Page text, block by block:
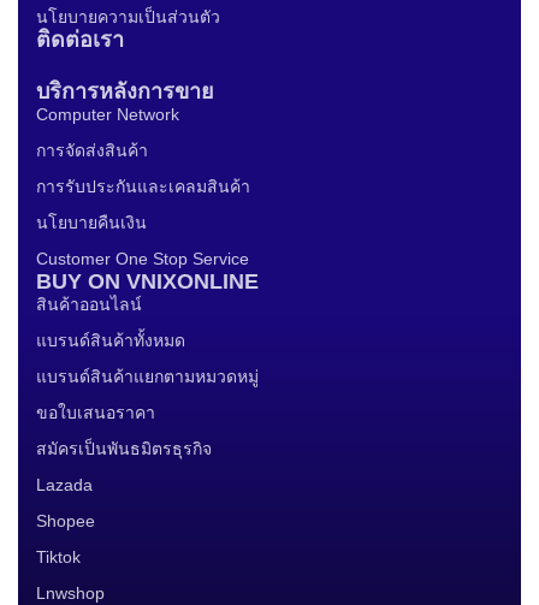
นโยบายความเป็นส่วนตัว
ติดต่อเรา
บริการหลังการขาย
Computer Network
การจัดส่งสินค้า
การรับประกันและเคลมสินค้า
นโยบายคืนเงิน
Customer One Stop Service
BUY ON VNIXONLINE
สินค้าออนไลน์
แบรนด์สินค้าทั้งหมด
แบรนด์สินค้าแยกตามหมวดหมู่
ขอใบเสนอราคา
สมัครเป็นพันธมิตรธุรกิจ
Lazada
Shopee
Tiktok
Lnwshop